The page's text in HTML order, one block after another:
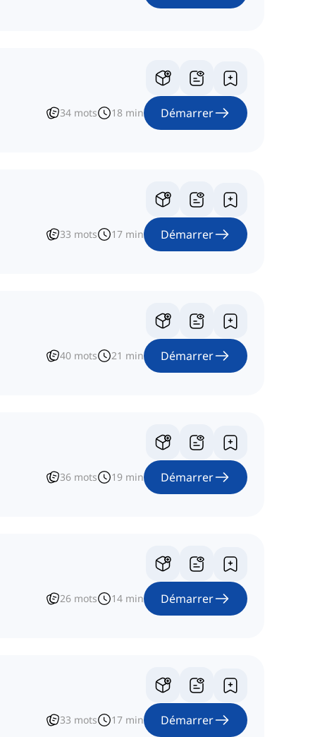
34 mots 18 min Démarrer
33 mots 17 min Démarrer
40 mots 21 min Démarrer
36 mots 19 min Démarrer
26 mots 14 min Démarrer
33 mots 17 min Démarrer